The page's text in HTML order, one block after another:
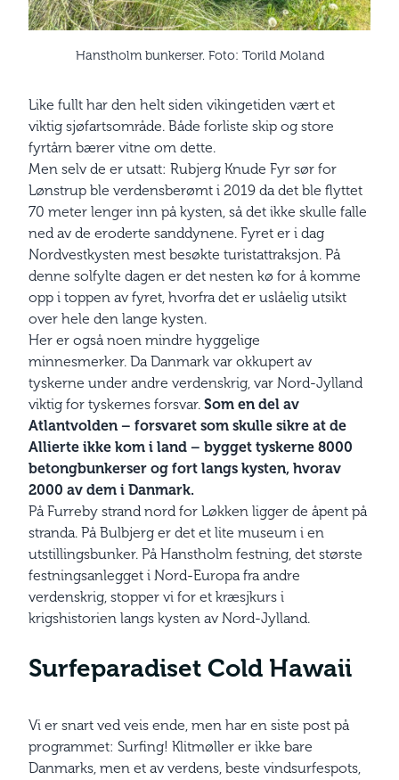
Hanstholm bunkerser. Foto: Torild Moland
Like fullt har den helt siden vikingetiden vært et
viktig sjøfartsområde. Både forliste skip og store
fyrtårn bærer vitne om dette.
Men selv de er utsatt: Rubjerg Knude Fyr sør for
Lønstrup ble verdensberømt i 2019 da det ble flyttet
70 meter lenger inn på kysten, så det ikke skulle falle
ned av de eroderte sanddynene. Fyret er i dag
Nordvestkysten mest besøkte turistattraksjon. På
denne solfylte dagen er det nesten kø for å komme
opp i toppen av fyret, hvorfra det er uslåelig utsikt
over hele den lange kysten.
Her er også noen mindre hyggelige
minnesmerker. Da Danmark var okkupert av
tyskerne under andre verdenskrig, var Nord-Jylland
viktig for tyskernes forsvar. Som en del av
Atlantvolden – forsvaret som skulle sikre at de
Allierte ikke kom i land – bygget tyskerne 8000
betongbunkerser og fort langs kysten, hvorav
2000 av dem i Danmark.
På Furreby strand nord for Løkken ligger de åpent på
stranda. På Bulbjerg er det et lite museum i en
utstillingsbunker. På Hanstholm festning, det største
festningsanlegget i Nord-Europa fra andre
verdenskrig, stopper vi for et kræsjkurs i
krigshistorien langs kysten av Nord-Jylland.
Surfeparadiset Cold Hawaii
Vi er snart ved veis ende, men har en siste post på
programmet: Surfing! Klitmøller er ikke bare
Danmarks, men et av verdens, beste vindsurfespots,